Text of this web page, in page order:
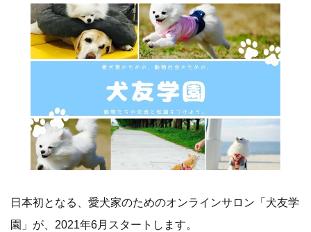
日本初となる、愛犬家のためのオンラインサロン「犬友学
園」が、2021年6月スタートします。